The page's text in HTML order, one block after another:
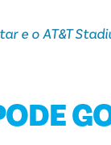
e o AT&T